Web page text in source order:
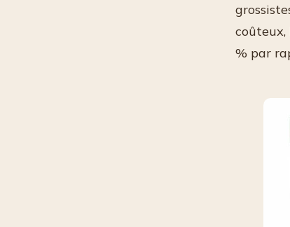
coûteux,
% par